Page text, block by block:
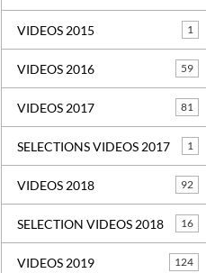
VIDEOS 2015 1
VIDEOS 2016 59
VIDEOS 2017 81
SELECTIONS VIDEOS 2017 1
VIDEOS 2018 92
SELECTION VIDEOS 2018 16
VIDEOS 2019 124